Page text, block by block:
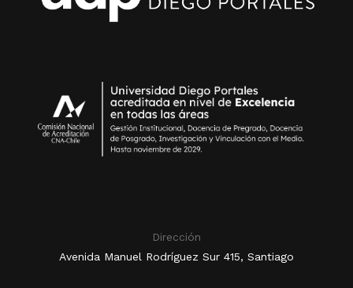
Dirección
Avenida Manuel Rodríguez Sur 415, Santiago